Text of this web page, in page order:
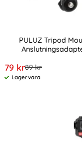
PULUZ Tripod
rea pris
79 krtidigare pris
89 kr
Tillgänglighet:
Lagervara
Mount